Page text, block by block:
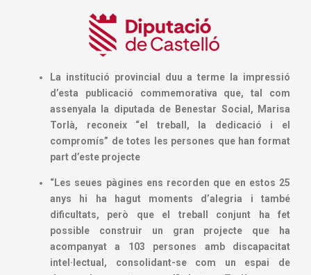
La institució provincial duu a terme la impressió
d’esta publicació commemorativa que, tal com
assenyala la diputada de Benestar Social, Marisa
Torlà, reconeix “el treball, la dedicació i el
compromís” de totes les persones que han format
part d’este projecte
“Les seues pàgines ens recorden que en estos 25
anys hi ha hagut moments d’alegria i també
dificultats, però que el treball conjunt ha fet
possible construir un gran projecte que ha
acompanyat a 103 persones amb discapacitat
intel·lectual, consolidant-se com un espai de